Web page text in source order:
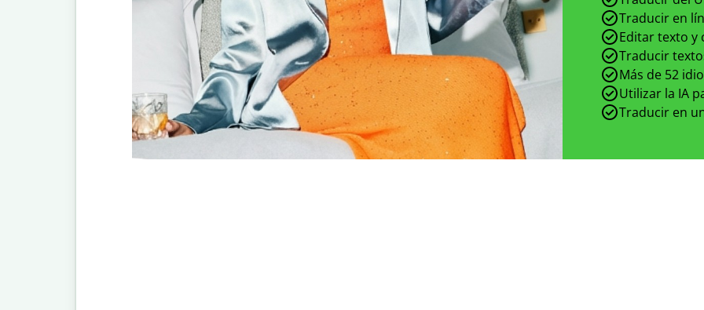
Traducir en
Editar texto y
Traducir
Más de 52
Utilizar la IA
Traducir en